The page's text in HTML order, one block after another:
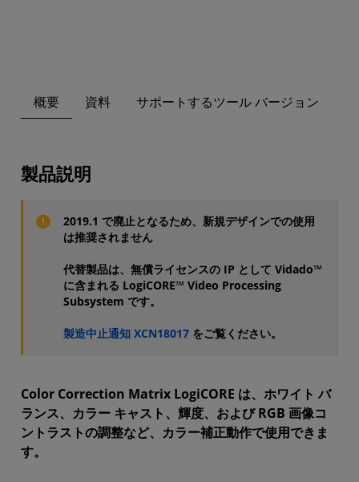
概要 資料 サポートするツール バージョン
製品説明
2019.1 で廃止となるため、新規デザインでの使用
は推奨されません
代替製品は、無償ライセンスの IP として Vidado™
に含まれる LogiCORE™ Video Processing
Subsystem です。
製造中止通知 XCN18017 をご覧ください。
Color Correction Matrix LogiCORE は、ホワイト バ
ランス、カラー キャスト、輝度、および RGB 画像コ
ントラストの調整など、カラー補正動作で使用できま
す。